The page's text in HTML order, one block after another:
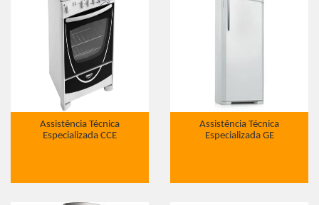
Assistência Técnica
Especializada CCE
Assistência Técnica
Especializada GE